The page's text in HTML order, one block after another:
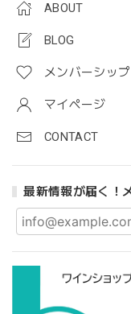
ABOUT
BLOG
メンバーシップ
マイページ
CONTACT
最新情報が届く！